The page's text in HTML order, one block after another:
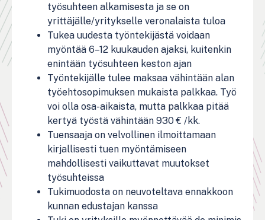
työsuhteen alkamisesta ja se on
yrittäjälle/yritykselle veronalaista tuloa
Tukea uudesta työntekijästä voidaan
myöntää 6–12 kuukauden ajaksi, kuitenkin
enintään työsuhteen keston ajan
Työntekijälle tulee maksaa vähintään alan
työehtosopimuksen mukaista palkkaa. Työ
voi olla osa-aikaista, mutta palkkaa pitää
kertyä työstä vähintään 930 € /kk.
Tuensaaja on velvollinen ilmoittamaan
kirjallisesti tuen myöntämiseen
mahdollisesti vaikuttavat muutokset
työsuhteissa
Tukimuodosta on neuvoteltava ennakkoon
kunnan edustajan kanssa